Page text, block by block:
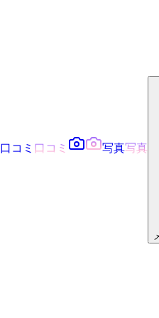
口コミ 口コミ 写真写真